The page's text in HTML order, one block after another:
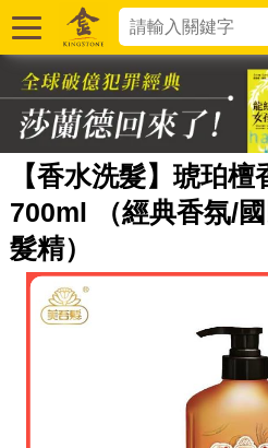
【香水洗髮】琥珀
700ml （經典香氛/
髮精）